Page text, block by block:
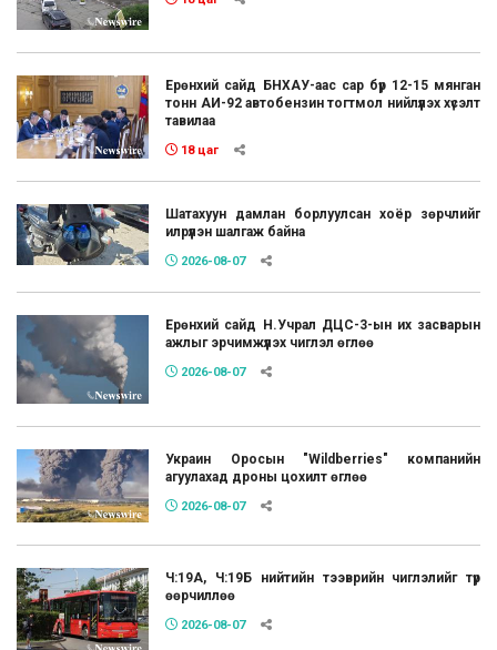
Ерөнхий сайд БНХАУ-аас сар бүр 12-15 мянган
тонн АИ-92 автобензин тогтмол нийлүүлэх хүсэлт
тавилаа
18 цаг
Шатахуун дамлан борлуулсан хоёр зөрчлийг
илрүүлэн шалгаж байна
2026-08-07
Ерөнхий сайд Н.Учрал ДЦС-3-ын их засварын
ажлыг эрчимжүүлэх чиглэл өглөө
2026-08-07
Украин Оросын "Wildberries" компанийн
агуулахад дроны цохилт өглөө
2026-08-07
Ч:19А, Ч:19Б нийтийн тээврийн чиглэлийг түр
өөрчиллөө
2026-08-07